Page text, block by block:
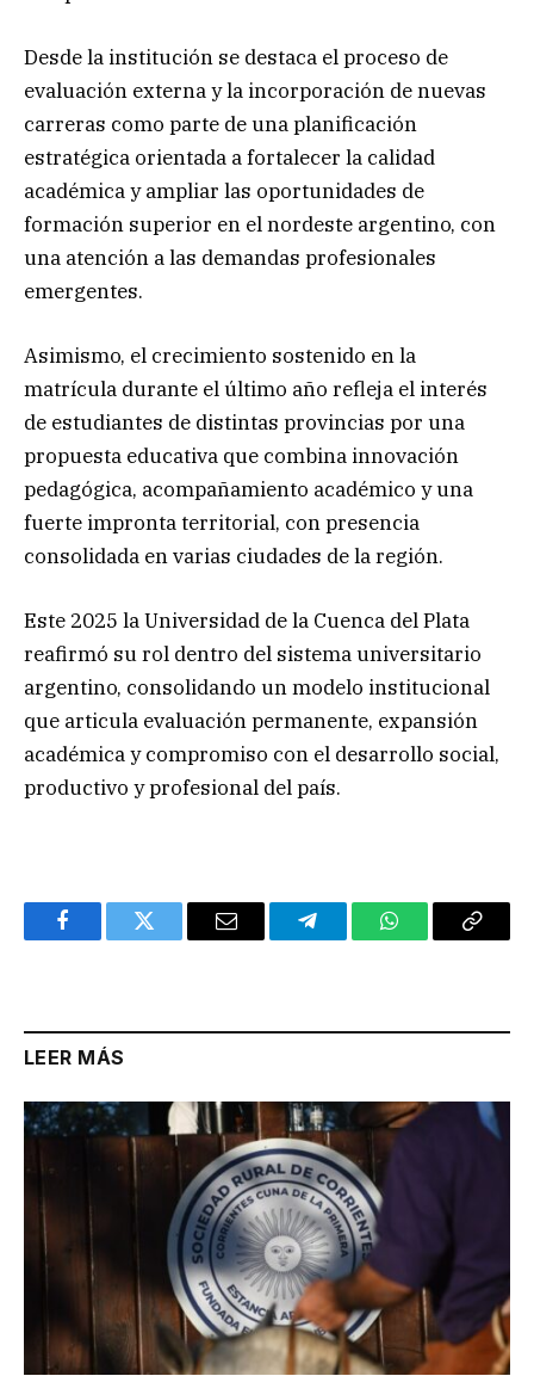
Desde la institución se destaca el proceso de
evaluación externa y la incorporación de nuevas
carreras como parte de una planificación
estratégica orientada a fortalecer la calidad
académica y ampliar las oportunidades de
formación superior en el nordeste argentino, con
una atención a las demandas profesionales
emergentes.
Asimismo, el crecimiento sostenido en la
matrícula durante el último año refleja el interés
de estudiantes de distintas provincias por una
propuesta educativa que combina innovación
pedagógica, acompañamiento académico y una
fuerte impronta territorial, con presencia
consolidada en varias ciudades de la región.
Este 2025 la Universidad de la Cuenca del Plata
reafirmó su rol dentro del sistema universitario
argentino, consolidando un modelo institucional
que articula evaluación permanente, expansión
académica y compromiso con el desarrollo social,
productivo y profesional del país.
FacebookTwitter Email TelegramWhatsAppCopy
LEER MÁS